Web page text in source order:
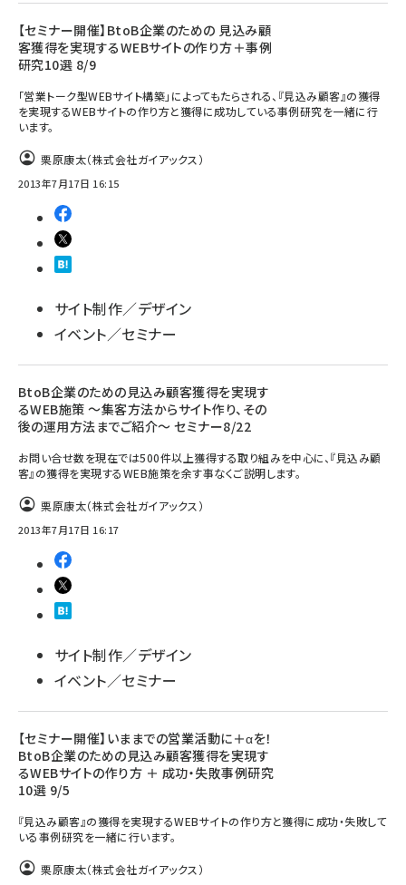
【セミナー開催】BtoB企業のための 見込み顧
客獲得を実現するWEBサイトの作り方＋事例
研究10選 8/9
「営業トーク型WEBサイト構築」によってもたらされる、『見込み顧客』の獲得
を実現するWEBサイトの作り方と獲得に成功している事例研究を一緒に行
います。
栗原康太（株式会社ガイアックス）
2013年7月17日 16:15
サイト制作／デザイン
イベント／セミナー
BtoB企業のための見込み顧客獲得を実現す
るWEB施策 ～集客方法からサイト作り、その
後の運用方法までご紹介～ セミナー8/22
お問い合せ数を現在では500件以上獲得する取り組みを中心に、『見込み顧
客』の獲得を実現するWEB施策を余す事なくご説明します。
栗原康太（株式会社ガイアックス）
2013年7月17日 16:17
サイト制作／デザイン
イベント／セミナー
【セミナー開催】いままでの営業活動に＋αを！
BtoB企業のための見込み顧客獲得を実現す
るWEBサイトの作り方 ＋ 成功・失敗事例研究
10選 9/5
『見込み顧客』の獲得を実現するWEBサイトの作り方と獲得に成功・失敗して
いる事例研究を一緒に行います。
栗原康太（株式会社ガイアックス）